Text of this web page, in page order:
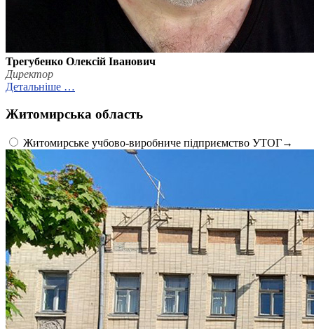
Трегубенко Олексій Іванович
Директор
Детальніше …
Житомирська область
Житомирське учбово-виробниче підприємство УТОГ→